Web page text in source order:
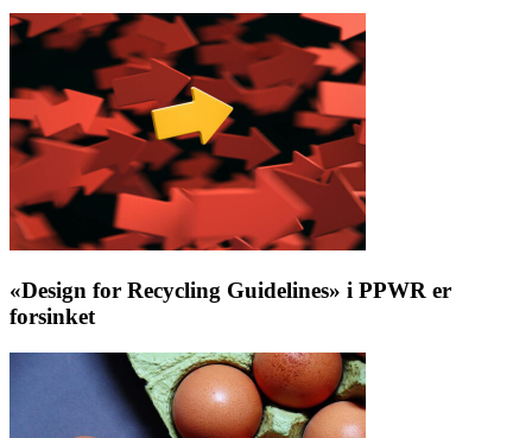
«Design for Recycling Guidelines» i PPWR er
forsinket